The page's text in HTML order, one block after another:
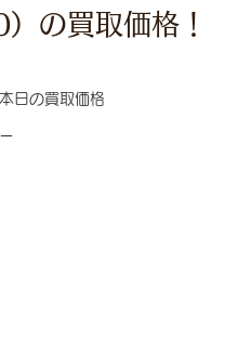
日の買取価格
の買取価格！